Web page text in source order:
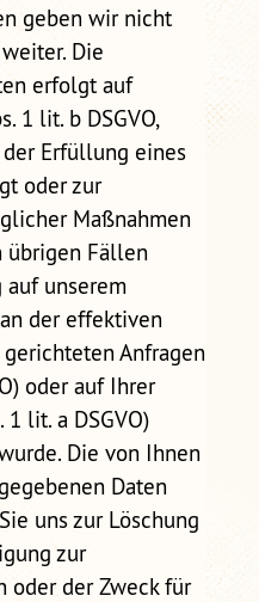
geben wir nicht
Die
erfolgt auf
1 lit. b DSGVO,
Erfüllung eines
oder zur
Maßnahmen
Fällen
auf unserem
der effektiven
Anfragen
oder auf Ihrer
lit. a DSGVO)
Die von Ihnen
Daten
uns zur Löschung
zur
oder der Zweck für